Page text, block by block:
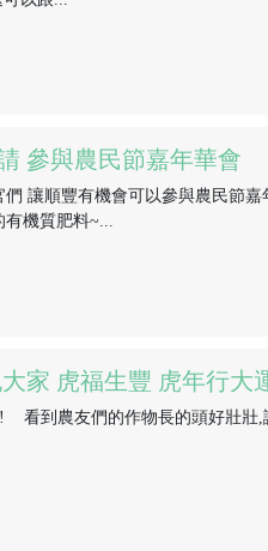
參與農民節嘉年華會
讓順豐有機會可以參與農民節
有機質肥料~...
家 虎福生豐 虎年行大
看到農友們的作物長的頭好壯壯,